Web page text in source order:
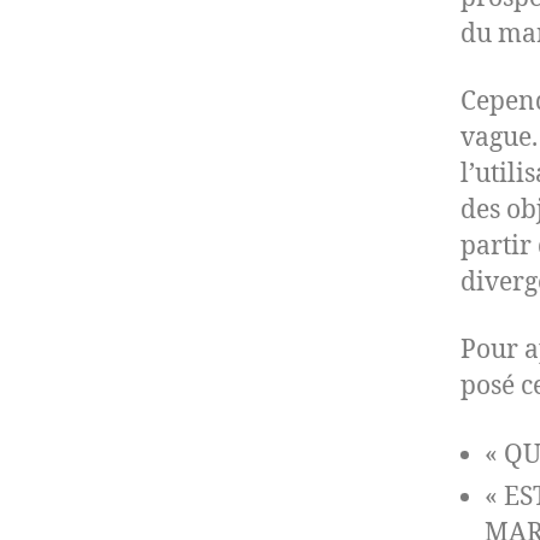
du
des
partir
Pour
posé
«
«